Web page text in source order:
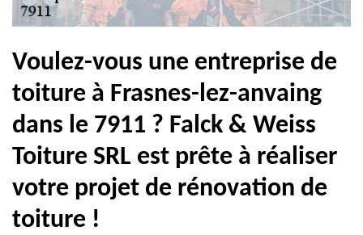
Voulez-vous une entreprise de
toiture à Frasnes-lez-anvaing
dans le 7911 ? Falck & Weiss
Toiture SRL est prête à réaliser
votre projet de rénovation de
toiture !